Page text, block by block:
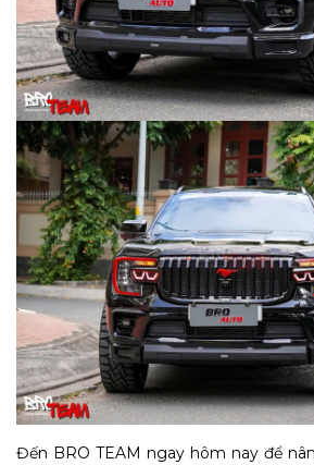
Đến BRO TEAM ngay hôm nay để